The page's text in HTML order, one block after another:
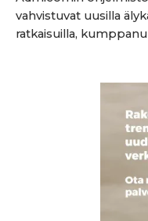
vahvistuvat uusilla
ratkaisuilla,